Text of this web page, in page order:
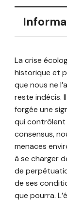
La crise
historique et
que nous ne
reste indécis.
forgée une
qui contrôlent
consensus,
menaces
à se charger
de
de ses
que pourra.